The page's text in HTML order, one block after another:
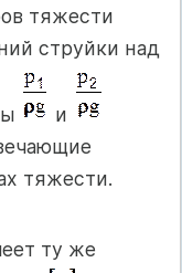
тяжести
струйки над
и
тяжести.
ту же